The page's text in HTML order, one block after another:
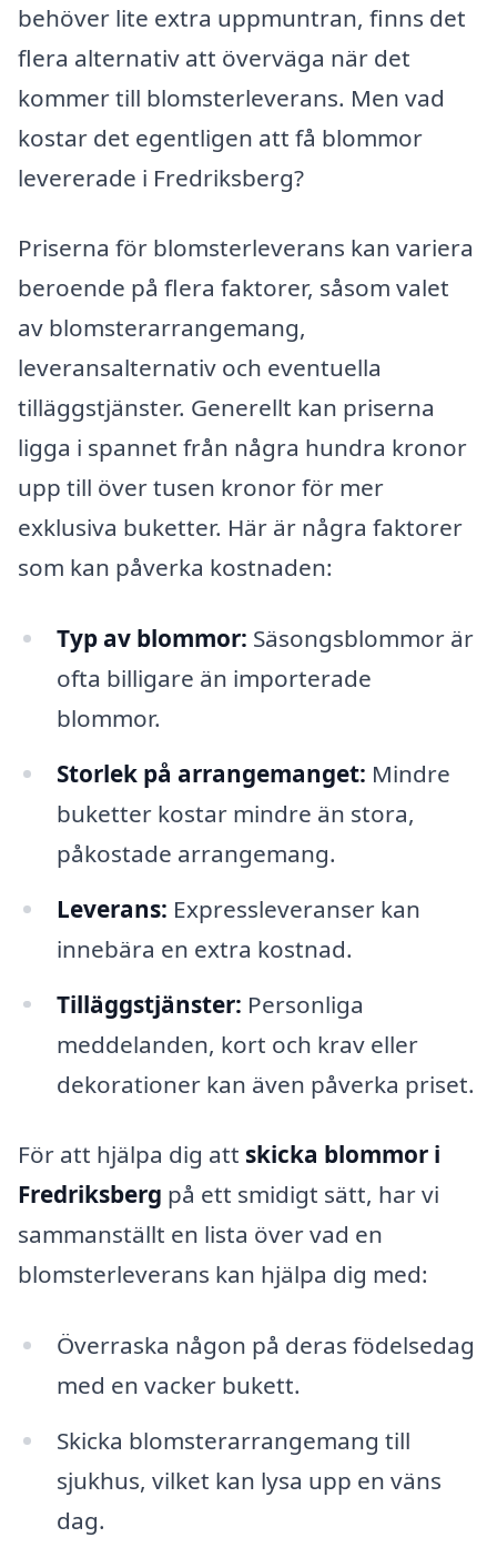
behöver lite extra uppmuntran, finns det
flera alternativ att överväga när det
kommer till blomsterleverans. Men vad
kostar det egentligen att få blommor
levererade i Fredriksberg?
Priserna för blomsterleverans kan variera
beroende på flera faktorer, såsom valet
av blomsterarrangemang,
leveransalternativ och eventuella
tilläggstjänster. Generellt kan priserna
ligga i spannet från några hundra kronor
upp till över tusen kronor för mer
exklusiva buketter. Här är några faktorer
som kan påverka kostnaden:
Typ av blommor: Säsongsblommor är
ofta billigare än importerade
blommor.
Storlek på arrangemanget: Mindre
buketter kostar mindre än stora,
påkostade arrangemang.
Leverans: Expressleveranser kan
innebära en extra kostnad.
Tilläggstjänster: Personliga
meddelanden, kort och krav eller
dekorationer kan även påverka priset.
För att hjälpa dig att skicka blommor i
Fredriksberg på ett smidigt sätt, har vi
sammanställt en lista över vad en
blomsterleverans kan hjälpa dig med:
Överraska någon på deras födelsedag
med en vacker bukett.
Skicka blomsterarrangemang till
sjukhus, vilket kan lysa upp en väns
dag.